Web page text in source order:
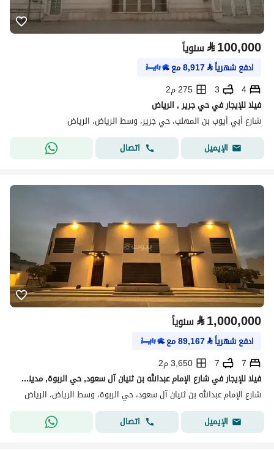
⃁100,000 سنوياً
ادفع شهرياً⃁
8,917مع
4
3
275 م2
فيلا للإيجار في حي جرير , الرياض
شارع أبي أيوب بن المهلب، حي جرير، وسط الرياض، الرياض
الإيميل
اتصال
⃁1,000,000 سنوياً
ادفع شهرياً⃁
89,167مع
7
7
3,650 م2
فيلا للإيجار في شارع الإمام عبدالله بن ثنيان آل سعود, حي الربوة, مدينة الرياض,
شارع الإمام عبدالله بن ثنيان آل سعود، حي الربوة، وسط الرياض، الرياض
الإيميل
اتصال